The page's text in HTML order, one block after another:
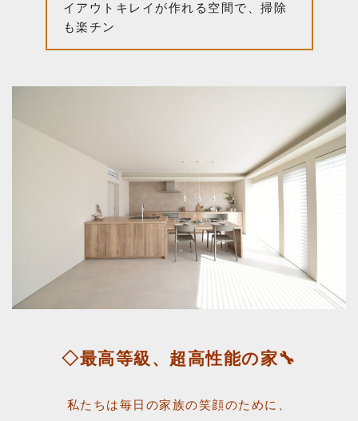
イアウトキレイが作れる空間で、掃除
も楽チン
◇最高等級、超高性能の家🔧
私たちは毎日の家族の笑顔のために、